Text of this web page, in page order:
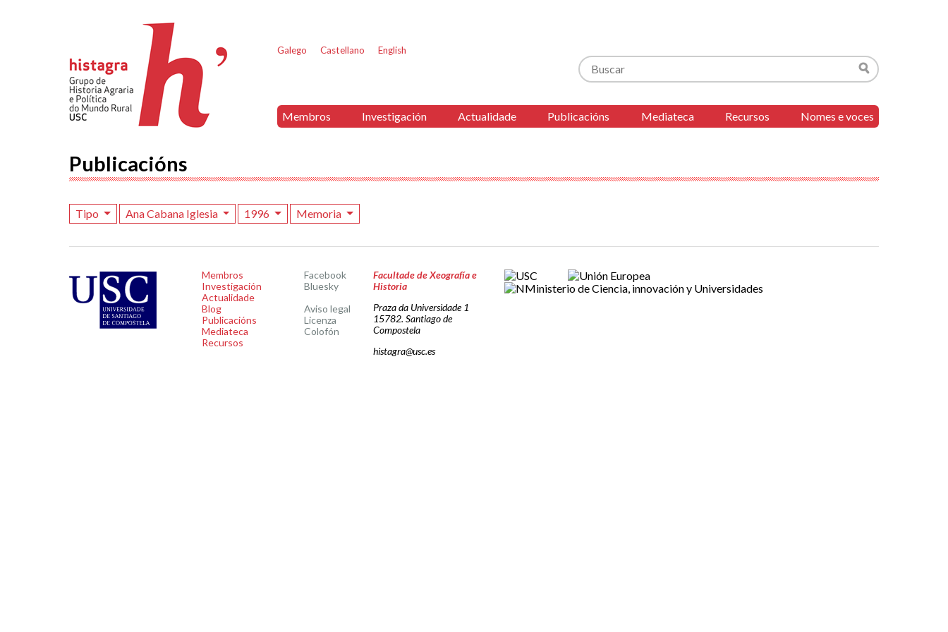
Galego Castellano English
Buscar
Buscar
Membros Investigación Actualidade Publicacións Mediateca Recursos Nomes e voces
Publicacións
Tipo Ana Cabana Iglesia 1996 Memoria
Membros
Investigación
Actualidade
Blog
Publicacións
Mediateca
Recursos
Facebook
Bluesky
Aviso legal
Licenza
Colofón
Facultade de Xeografía e
Historia
Praza da Universidade 1
15782. Santiago de
Compostela
histagra@usc.es